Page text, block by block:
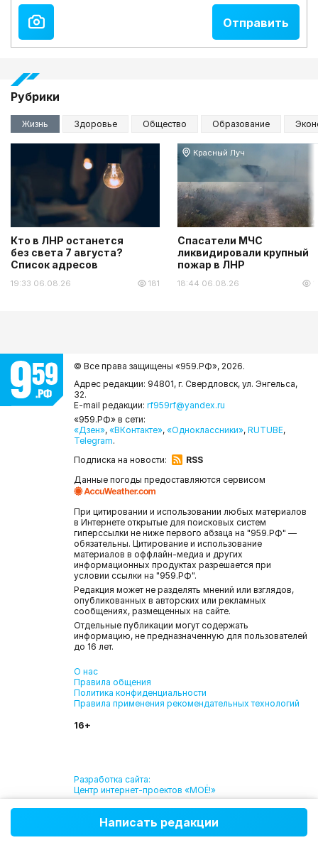
Рубрики
Жизнь Здоровье Общество Образование
Кто в ЛНР останется
без света 7 августа?
Список адресов
19:33 06.08.26 181
Красный Луч
Спасатели МЧС
ликвидировали крупный
пожар в ЛНР
18:44 06.08.26
© Все права защищены «959.РФ», 2026.
Адрес редакции: 94801, г. Свердловск, ул. Энгельса,
32.
E-mail редакции: rf959rf@yandex.ru
«959.РФ» в сети:
«Дзен», «ВКонтакте», «Одноклассники», RUTUBE,
Telegram.
Подписка на новости:
RSS
Данные погоды предоставляются сервисом
При цитировании и использовании любых материалов
в Интернете открытые для поисковых систем
гиперссылки не ниже первого абзаца на "959.РФ" —
обязательны. Цитирование и использование
материалов в оффлайн-медиа и других
информационных продуктах разрешается при
условии ссылки на "959.РФ".
Редакция может не разделять мнений или взглядов,
опубликованных в авторских или рекламных
сообщениях, размещенных на сайте.
Отдельные публикации могут содержать
информацию, не предназначенную для пользователей
до 16 лет.
О нас
Правила общения
Политика конфиденциальности
Правила применения рекомендательных технологий
16+
Разработка сайта:
Центр интернет-проектов «МОЁ!»
Написать редакции